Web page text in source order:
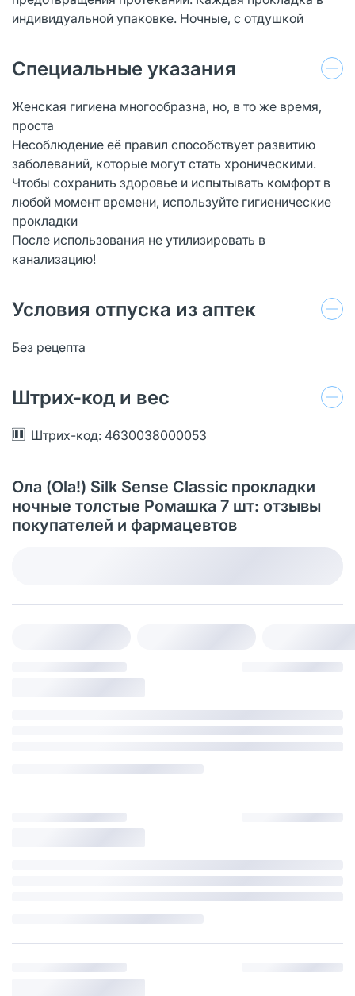
индивидуальной упаковке. Ночные, с отдушкой
Специальные указания
Женская гигиена многообразна, но, в то же время,
проста
Несоблюдение её правил способствует развитию
заболеваний, которые могут стать хроническими.
Чтобы сохранить здоровье и испытывать комфорт в
любой момент времени, используйте гигиенические
прокладки
После использования не утилизировать в
канализацию!
Условия отпуска из аптек
Без рецепта
Штрих-код и вес
Штрих-код: 4630038000053
Ола (Ola!) Silk Sense Classic прокладки
ночные толстые Ромашка 7 шт: отзывы
покупателей и фармацевтов